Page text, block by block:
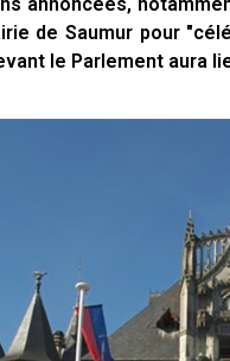
de Saumur pour
le Parlement aura